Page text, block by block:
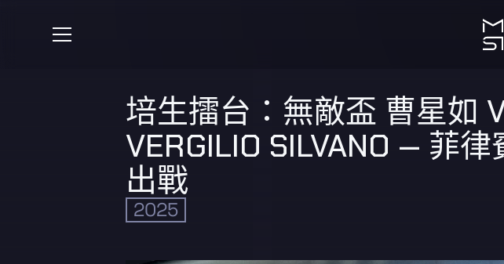
培生擂台：無敵盃 曹星如
VERGILIO SILVANO — 菲律
出戰
2025